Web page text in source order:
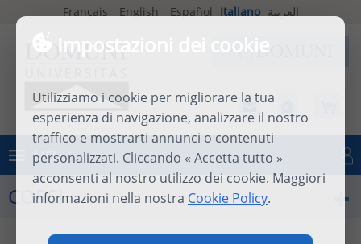
Impostazioni dei cookie
Utilizziamo i cookie per migliorare la tua
esperienza di navigazione, analizzare il nostro
traffico e mostrarti annunci o contenuti
personalizzati. Cliccando « Accetta tutto »
acconsenti al nostro utilizzo dei cookie. Maggiori
informazioni nella nostra Cookie Policy.
Français English Español Italiano العربية
MENU Connettersi
CORSI